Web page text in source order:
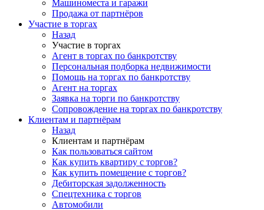
Машиноместа и гаражи
Продажа от партнёров
Участие в торгах
Назад
Участие в торгах
Агент в торгах по банкротству
Персональная подборка недвижимости
Помощь на торгах по банкротству
Агент на торгах
Заявка на торги по банкротству
Сопровождение на торгах по банкротству
Клиентам и партнёрам
Назад
Клиентам и партнёрам
Как пользоваться сайтом
Как купить квартиру с торгов?
Как купить помещение с торгов?
Дебиторская задолженность
Спецтехника с торгов
Автомобили